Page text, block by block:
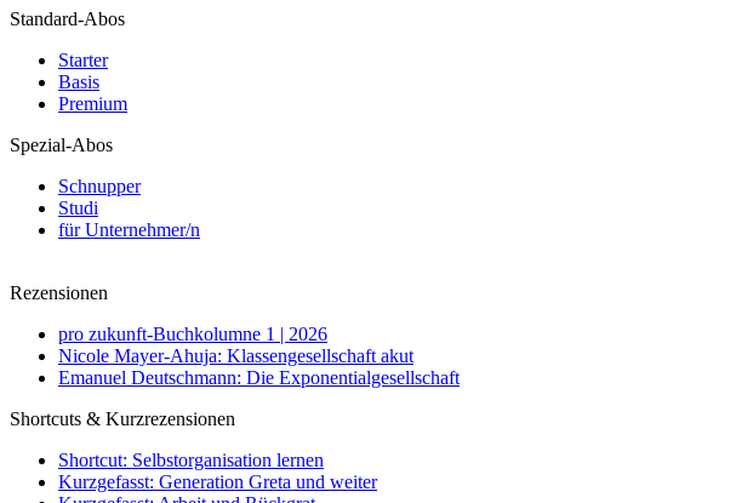
Standard-Abos
Starter
Basis
Premium
Spezial-Abos
Schnupper
Studi
für Unternehmer/n
Rezensionen
pro zukunft-Buchkolumne 1 | 2026
Nicole Mayer-Ahuja: Klassengesellschaft akut
Emanuel Deutschmann: Die Exponentialgesellschaft
Shortcuts & Kurzrezensionen
Shortcut: Selbstorganisation lernen
Kurzgefasst: Generation Greta und weiter